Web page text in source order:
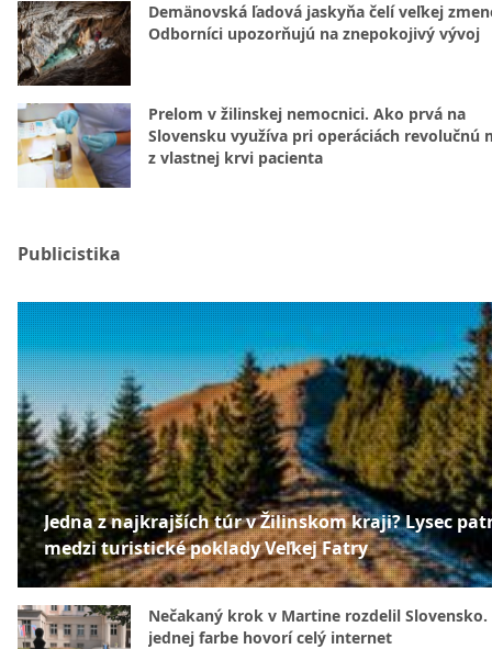
Demänovská ľadová jaskyňa čelí veľkej
Odborníci upozorňujú na znepokojivý vývoj
Prelom v žilinskej nemocnici. Ako prvá na
Slovensku využíva pri operáciách revolučnú
z vlastnej krvi pacienta
Publicistika
Jedna z najkrajších túr v Žilinskom kraji? Lysec
medzi turistické poklady Veľkej Fatry
Nečakaný krok v Martine rozdelil Slovensko.
jednej farbe hovorí celý internet